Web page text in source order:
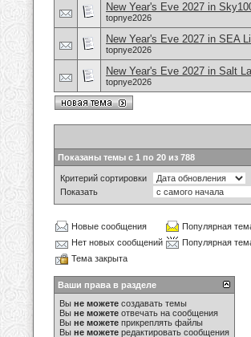
New Year's Eve 2027 in
topnye2026
New Year's Eve 2027 in SEA
topnye2026
New Year's Eve 2027 in Salt
topnye2026
Показаны темы с 1 по 20 из 788
Критерий сортировки
Показать
Новые сообщения
Популярная
Нет новых сообщений
Популярная
Тема закрыта
Ваши права в разделе
Вы не можете создавать темы
Вы не можете отвечать на сообщения
Вы не можете прикреплять файлы
Вы не можете редактировать сообщения